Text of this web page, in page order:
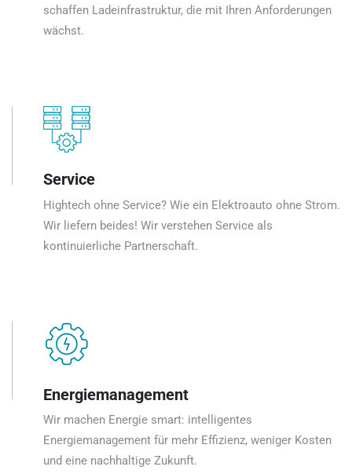
schaffen Ladeinfrastruktur, die mit Ihren Anforderungen
wächst.
Service
Hightech ohne Service? Wie ein Elektroauto ohne Strom.
Wir liefern beides! Wir verstehen Service als
kontinuierliche Partnerschaft.
Energiemanagement
Wir machen Energie smart: intelligentes
Energiemanagement für mehr Effizienz, weniger Kosten
und eine nachhaltige Zukunft.